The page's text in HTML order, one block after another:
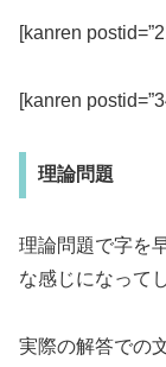
[kanren
[kanren
理論問題
理論問題で字を
な感じになって
実際の解答での